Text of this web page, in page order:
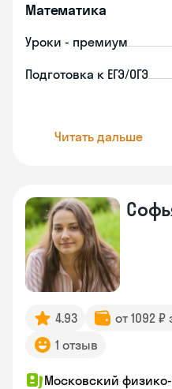
Математика
Уроки - премиум
Подготовка к ЕГЭ/ОГЭ
Читать дальше
4.93 от 1092 ₽
1 отзыв
Московский